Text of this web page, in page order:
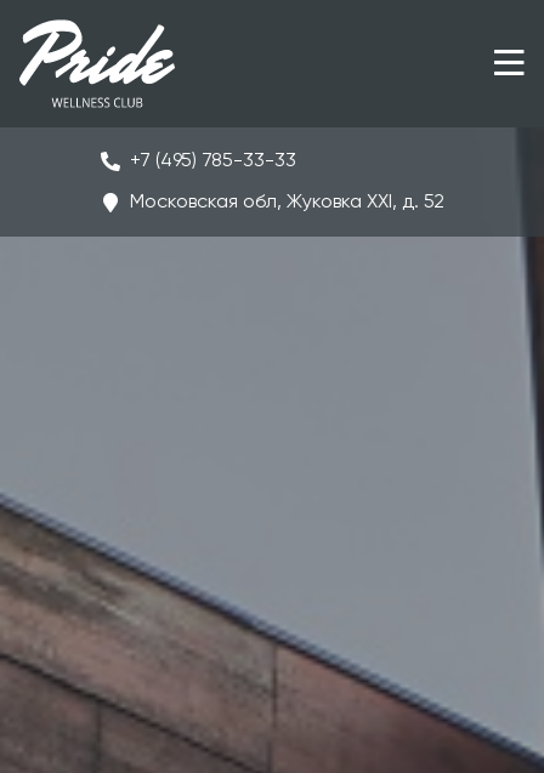
+7 (495) 785-33-33
Московская обл, Жуковка ХХI, д. 52